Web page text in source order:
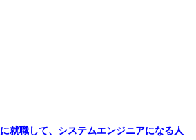
就職して、システムエンジニアになる人